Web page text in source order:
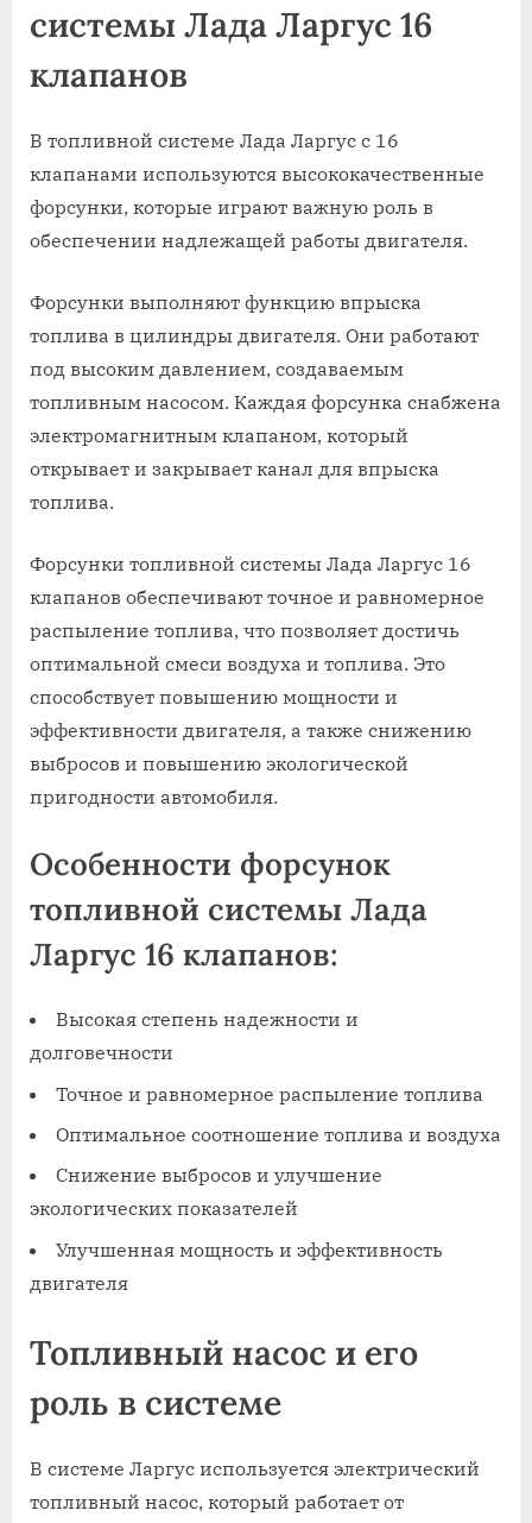
системы Лада Ларгус 16
клапанов
В топливной системе Лада Ларгус с 16
клапанами используются высококачественные
форсунки, которые играют важную роль в
обеспечении надлежащей работы двигателя.
Форсунки выполняют функцию впрыска
топлива в цилиндры двигателя. Они работают
под высоким давлением, создаваемым
топливным насосом. Каждая форсунка снабжена
электромагнитным клапаном, который
открывает и закрывает канал для впрыска
топлива.
Форсунки топливной системы Лада Ларгус 16
клапанов обеспечивают точное и равномерное
распыление топлива, что позволяет достичь
оптимальной смеси воздуха и топлива. Это
способствует повышению мощности и
эффективности двигателя, а также снижению
выбросов и повышению экологической
пригодности автомобиля.
Особенности форсунок
топливной системы Лада
Ларгус 16 клапанов:
Высокая степень надежности и
долговечности
Точное и равномерное распыление топлива
Оптимальное соотношение топлива и воздуха
Снижение выбросов и улучшение
экологических показателей
Улучшенная мощность и эффективность
двигателя
Топливный насос и его
роль в системе
В системе Ларгус используется электрический
топливный насос, который работает от